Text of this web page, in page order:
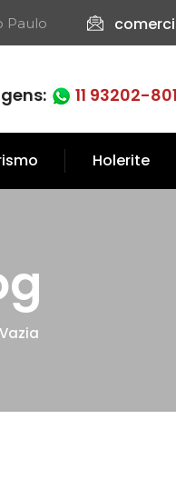
Paulo​
11 93202-
Holerite
Vazia